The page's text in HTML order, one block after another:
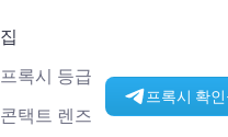
집
프록시 등급
콘택트 렌즈
프록시 확